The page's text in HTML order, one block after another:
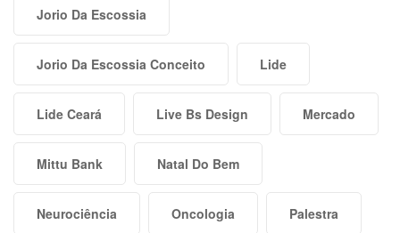
Jorio Da Escossia
Jorio Da Escossia Conceito Lide
Lide Ceará Live Bs Design Mercado
Mittu Bank Natal Do Bem
Neurociência Oncologia Palestra